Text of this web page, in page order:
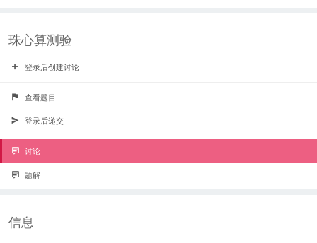
珠心算测验
登录后创建讨论
查看题目
登录后递交
讨论
题解
信息